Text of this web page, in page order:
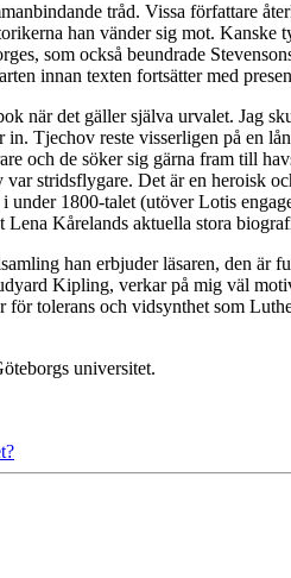
tråd. Vissa författare
han vänder sig mot.
som också beundrade
innan texten fortsätter med
när det gäller själva urvalet. Jag
Tjechov reste visserligen på en
och de söker sig gärna fram till
stridsflygare. Det är en
1800-talet (utöver Lotis
Lena Kårelands aktuella stora
han erbjuder läsaren, den
Kipling, verkar på mig väl
för tolerans och vidsynthet som
universitet.